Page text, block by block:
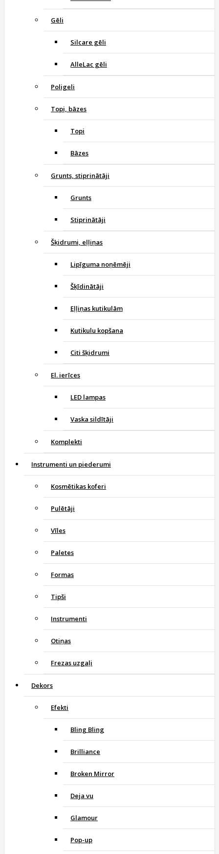
Gēli
Silcare gēli
AlleLac gēli
Poligeli
Topi, bāzes
Topi
Bāzes
Grunts, stiprinātāji
Grunts
Stiprinātāji
Šķidrumi, eļļiņas
Lipīguma noņēmēji
Šķīdinātāji
Eļļiņas kutikulām
Kutikulu kopšana
Citi šķidrumi
El. ierīces
LED lampas
Vaska sildītāji
Komplekti
Instrumenti un piederumi
Kosmētikas koferi
Pulētāji
Vīles
Paletes
Formas
Tipši
Instrumenti
Otiņas
Frezas uzgaļi
Dekors
Efekti
Bling Bling
Brilliance
Broken Mirror
Deja vu
Glamour
Pop-up